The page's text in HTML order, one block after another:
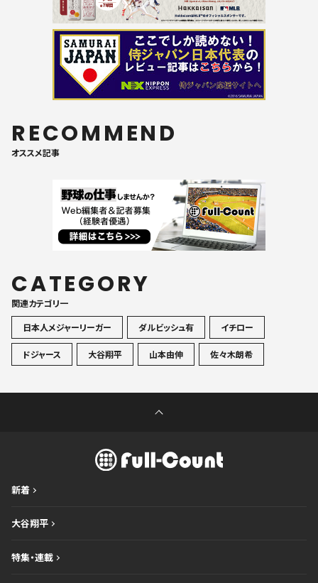
RECOMMEND
オススメ記事
CATEGORY
関連カテゴリ一
日本人メジャーリーガー
ダルビッシュ有 イチロー
ドジャース 大谷翔平 山本由伸 佐々木朗希
新着
大谷翔平
特集・連載